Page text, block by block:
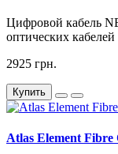
Цифровой кабель
оптических
2925 грн.
Купить
Atlas Element Fibre